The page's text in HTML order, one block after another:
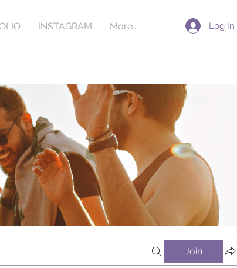
INSTAGRAM More... Log In
Join